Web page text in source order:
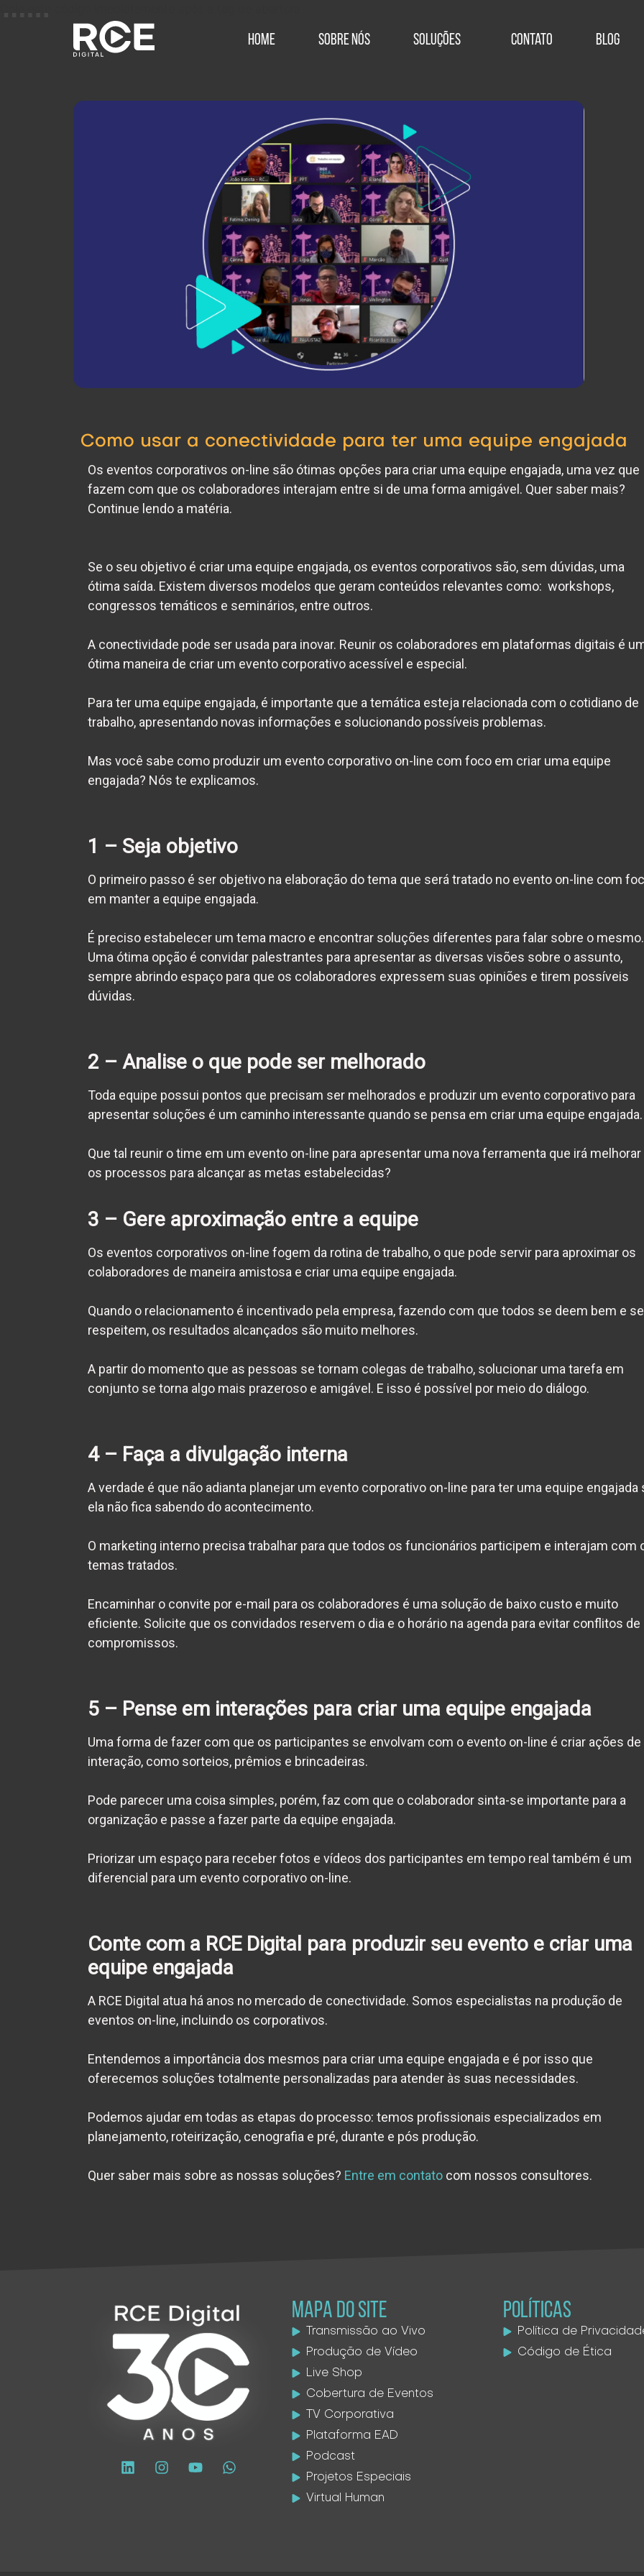
Home Sobre Nós Soluções Contato Blog
Como usar a conectividade para ter uma equipe engajada
Os eventos corporativos on-line são ótimas opções para criar uma equipe engajada, uma vez que
fazem com que os colaboradores interajam entre si de uma forma amigável. Quer saber mais?
Continue lendo a matéria.
Se o seu objetivo é criar uma equipe engajada, os eventos corporativos são, sem dúvidas, uma
ótima saída. Existem diversos modelos que geram conteúdos relevantes como: workshops,
congressos temáticos e seminários, entre outros.
A conectividade pode ser usada para inovar. Reunir os colaboradores em plataformas digitais é
ótima maneira de criar um evento corporativo acessível e especial.
Para ter uma equipe engajada, é importante que a temática esteja relacionada com o cotidiano de
trabalho, apresentando novas informações e solucionando possíveis problemas.
Mas você sabe como produzir um evento corporativo on-line com foco em criar uma equipe
engajada? Nós te explicamos.
1 – Seja objetivo
O primeiro passo é ser objetivo na elaboração do tema que será tratado no evento on-line com
em manter a equipe engajada.
É preciso estabelecer um tema macro e encontrar soluções diferentes para falar sobre o mesmo.
Uma ótima opção é convidar palestrantes para apresentar as diversas visões sobre o assunto,
sempre abrindo espaço para que os colaboradores expressem suas opiniões e tirem possíveis
dúvidas.
2 – Analise o que pode ser melhorado
Toda equipe possui pontos que precisam ser melhorados e produzir um evento corporativo para
apresentar soluções é um caminho interessante quando se pensa em criar uma equipe engajada.
Que tal reunir o time em um evento on-line para apresentar uma nova ferramenta que irá melhorar
os processos para alcançar as metas estabelecidas?
3 – Gere aproximação entre a equipe
Os eventos corporativos on-line fogem da rotina de trabalho, o que pode servir para aproximar os
colaboradores de maneira amistosa e criar uma equipe engajada.
Quando o relacionamento é incentivado pela empresa, fazendo com que todos se deem bem e se
respeitem, os resultados alcançados são muito melhores.
A partir do momento que as pessoas se tornam colegas de trabalho, solucionar uma tarefa em
conjunto se torna algo mais prazeroso e amigável. E isso é possível por meio do diálogo.
4 – Faça a divulgação interna
A verdade é que não adianta planejar um evento corporativo on-line para ter uma equipe engajada
ela não fica sabendo do acontecimento.
O marketing interno precisa trabalhar para que todos os funcionários participem e interajam com
temas tratados.
Encaminhar o convite por e-mail para os colaboradores é uma solução de baixo custo e muito
eficiente. Solicite que os convidados reservem o dia e o horário na agenda para evitar conflitos de
compromissos.
5 – Pense em interações para criar uma equipe engajada
Uma forma de fazer com que os participantes se envolvam com o evento on-line é criar ações de
interação, como sorteios, prêmios e brincadeiras.
Pode parecer uma coisa simples, porém, faz com que o colaborador sinta-se importante para a
organização e passe a fazer parte da equipe engajada.
Priorizar um espaço para receber fotos e vídeos dos participantes em tempo real também é um
diferencial para um evento corporativo on-line.
Conte com a RCE Digital para produzir seu evento e criar uma
equipe engajada
A RCE Digital atua há anos no mercado de conectividade. Somos especialistas na produção de
eventos on-line, incluindo os corporativos.
Entendemos a importância dos mesmos para criar uma equipe engajada e é por isso que
oferecemos soluções totalmente personalizadas para atender às suas necessidades.
Podemos ajudar em todas as etapas do processo: temos profissionais especializados em
planejamento, roteirização, cenografia e pré, durante e pós produção.
Quer saber mais sobre as nossas soluções? Entre em contato com nossos consultores.
MAPA DO SITE
Transmissão ao Vivo
Produção de Vídeo
Live Shop
Cobertura de Eventos
TV Corporativa
Plataforma EAD
Podcast
Projetos Especiais
Virtual Human
POLÍTICAS
Política de
Código de Ética